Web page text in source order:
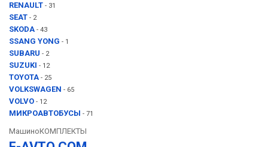
RENAULT - 31
SEAT - 2
SKODA - 43
SSANG YONG - 1
SUBARU - 2
SUZUKI - 12
TOYOTA - 25
VOLKSWAGEN - 65
VOLVO - 12
МИКРОАВТОБУСЫ - 71
МашиноКОМПЛЕКТЫ